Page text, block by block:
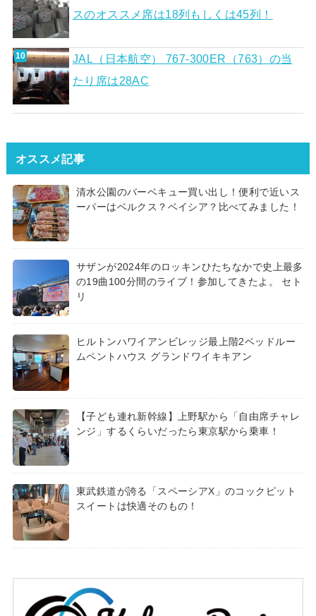
スのオススメ席は18列もしくは45列！
JAL（日本航空） 767-300ER（763）の当
たり席は28AC
オススメ記事
清水公園のバーベキュー買い出し！便利で近いス
ーパーはベルクス？ベイシア？比べてみました！
サザンが2024年のロッキンひたちなかで史上最多
の19曲100分間のライブ！参加してきたよ。 セト
リ
ヒルトンハワイアンビレッジ最上階2ベッドルー
ムペントハウス グランドワイキキアン
【子ども連れ新幹線】上野駅から「自由席チャレ
ンジ」するくらいだったら東京駅から乗車！
東武鉄道が誇る「スペーシアX」のコックピット
スイートは快適そのもの！